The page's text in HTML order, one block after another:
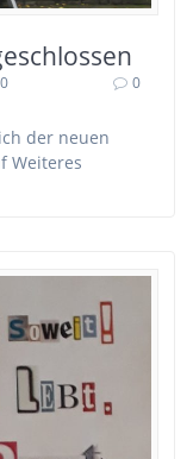
0
der neuen
Weiteres